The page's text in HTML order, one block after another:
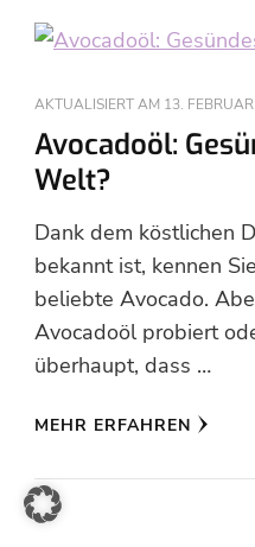
AKTUALISIERT AM 13.
Avocadoöl:
Welt?
Dank dem köstlichen
bekannt ist, kennen
beliebte Avocado.
Avocadoöl probiert
überhaupt, dass …
MEHR ERFAHREN